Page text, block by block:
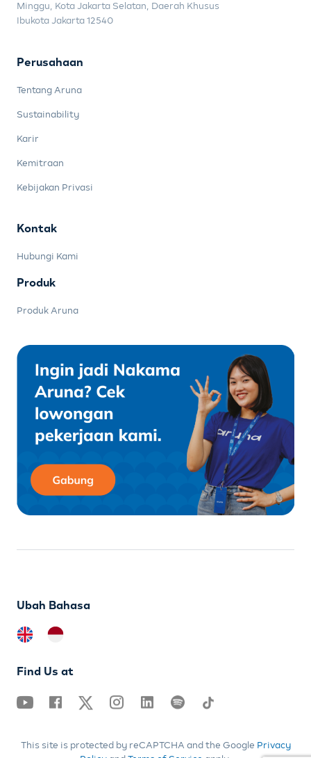
Minggu, Kota Jakarta Selatan, Daerah Khusus
Ibukota Jakarta 12540
Perusahaan
Tentang Aruna
Sustainability
Karir
Kemitraan
Kebijakan Privasi
Kontak
Hubungi Kami
Produk
Produk Aruna
Ubah Bahasa
This site is protected by reCAPTCHA and the Google Privacy
Find Us at